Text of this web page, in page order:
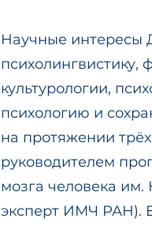
Научные интересы
культурологии,
психологию и
на протяжении
руководителем
мозга человека
эксперт ИМЧ РАН).